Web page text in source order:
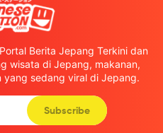
Berita Jepang Terkini dan
wisata di Jepang, makanan,
sedang viral di Jepang.
Subscribe